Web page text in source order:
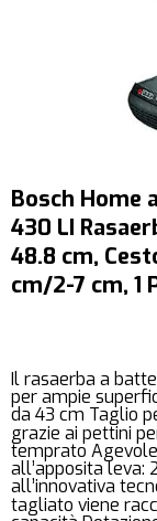
Bosch Home
430 LI
48.8 cm,
cm/2-7 cm, 1
Il rasaerba a
per ampie
da 43 cm Taglio
grazie ai pettini
temprato
all’apposita leva:
all’innovativa
tagliato viene